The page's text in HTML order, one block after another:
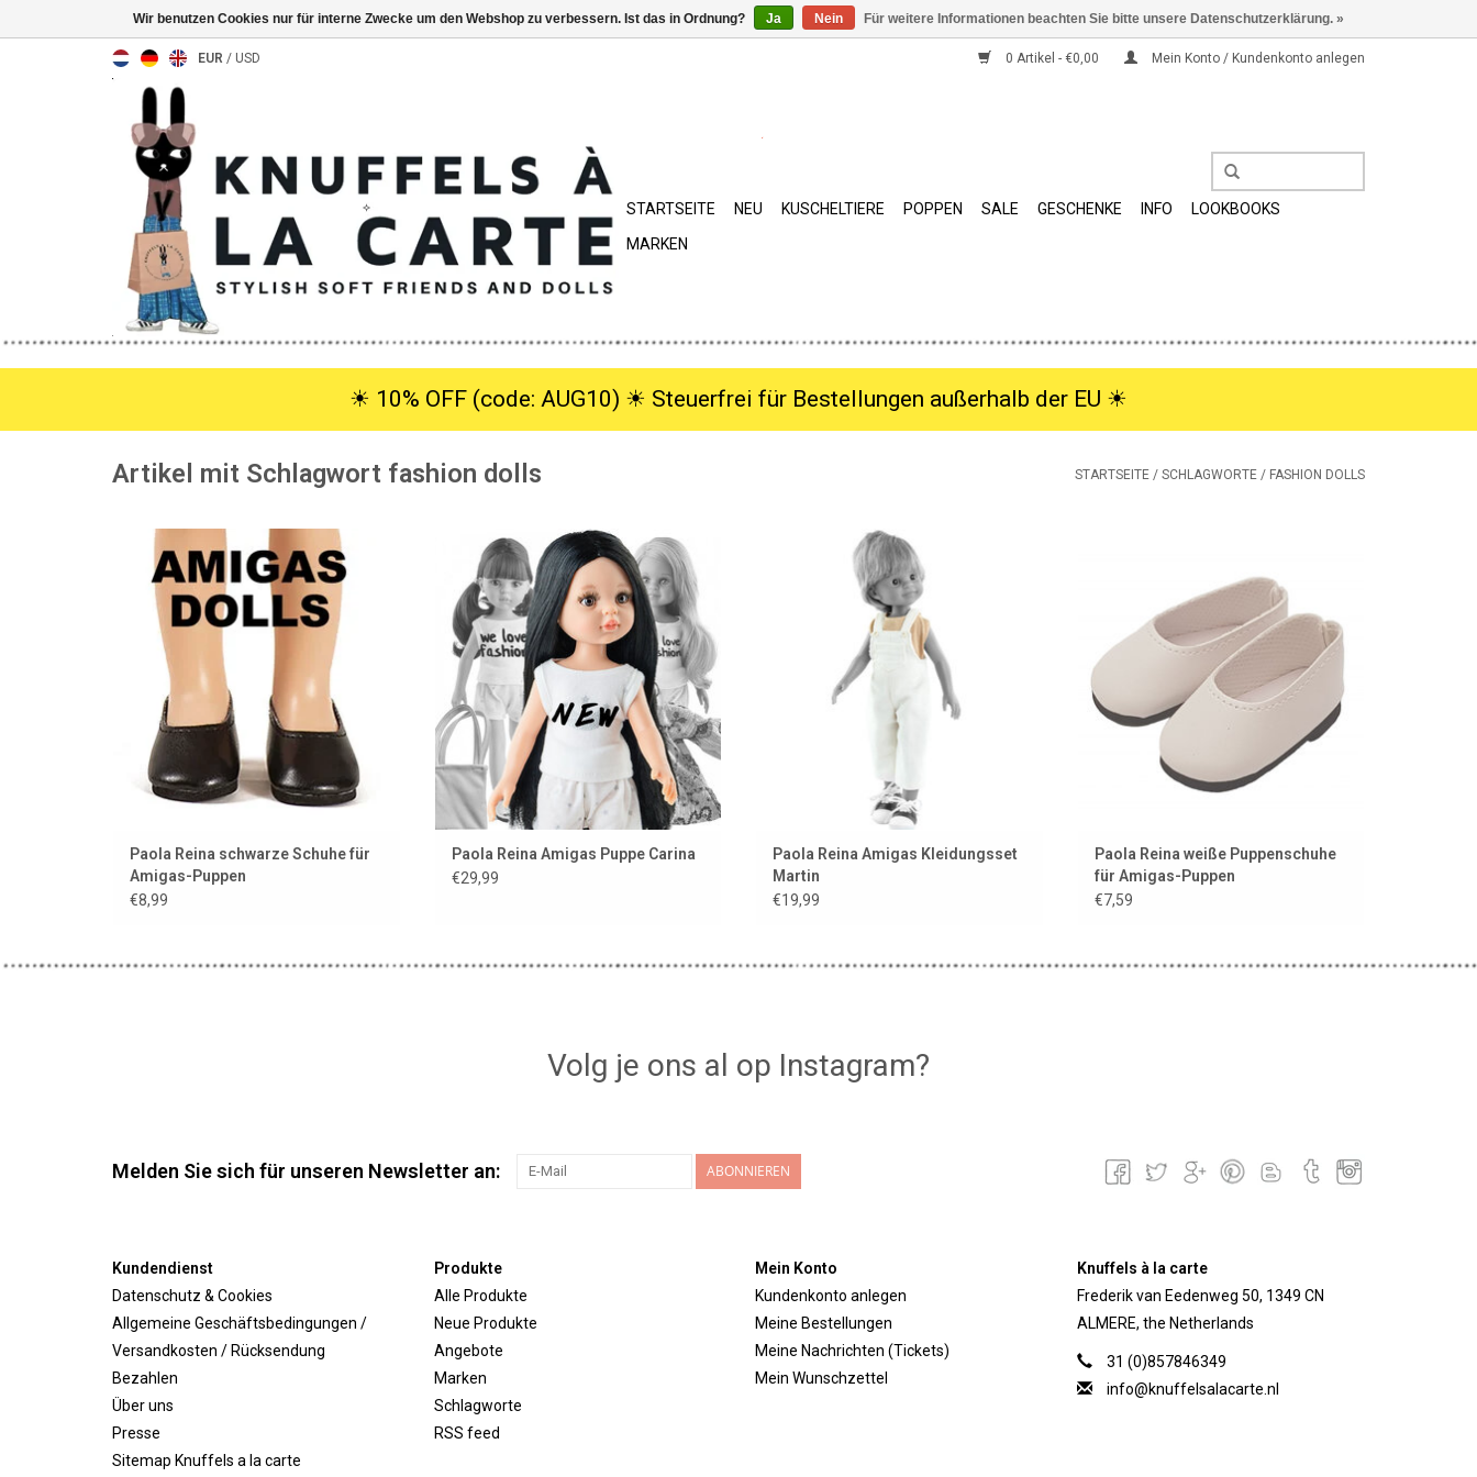
EUR / USD 0 Artikel - €0,00 Mein Konto / Kundenkonto anlegen
STARTSEITE NEU KUSCHELTIERE POPPEN SALE GESCHENKE INFO
LOOKBOOKS
MARKEN
☀︎ 10% OFF (code: AUG10) ☀︎ Steuerfrei für Bestellungen außerhalb der EU ☀︎
Artikel mit Schlagwort fashion dolls STARTSEITE / SCHLAGWORTE / FASHION DOLLS
Schwarze Schuhe für die Amigas-Puppen
von Paola Reina und Minikane
ZUM WARENKORB HINZUFÜGEN
Paola Reina schwarze Schuhe für
Amigas-Puppen
€8,99
Amigas-Puppe Carina von Paola Reina
ZUM WARENKORB HINZUFÜGEN
Paola Reina Amigas Puppe Carina
€29,99
Zweiteiliges Bekleidungsset für Ihre
Amigas-Puppe
ZUM WARENKORB HINZUFÜGEN
Paola Reina Amigas Kleidungsset
Martin
€19,99
ZUM WARENKORB HINZUFÜGEN
Paola Reina weiße Puppenschuhe
für Amigas-Puppen
€7,59
Volg je ons al op Instagram?
Melden Sie sich für unseren Newsletter an: ABONNIEREN
Kundendienst
Datenschutz & Cookies
Allgemeine Geschäftsbedingungen /
Versandkosten / Rücksendung
Bezahlen
Über uns
Presse
Sitemap Knuffels a la carte
Produkte
Alle Produkte
Neue Produkte
Angebote
Marken
Schlagworte
RSS feed
Mein Konto
Kundenkonto anlegen
Meine Bestellungen
Meine Nachrichten (Tickets)
Mein Wunschzettel
Knuffels à la carte
Frederik van Eedenweg 50, 1349 CN
ALMERE, the Netherlands
31 (0)857846349
info@knuffelsalacarte.nl
Wir benutzen Cookies nur für interne Zwecke um den Webshop zu verbessern. Ist das in Ordnung? Ja Nein Für weitere Informationen beachten Sie bitte unsere Datenschutzerklärung. »